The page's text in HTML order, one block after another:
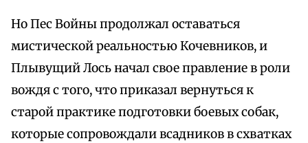
Но Пес Войны продолжал оставаться
мистической реальностью Кочевников, и
Плывущий Лось начал свое правление в роли
вождя с того, что приказал вернуться к
старой практике подготовки боевых собак,
которые сопровождали всадников в схватках